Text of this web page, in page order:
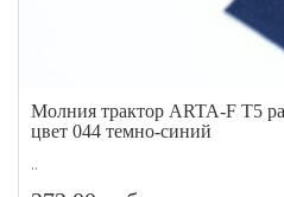
Молния трактор ARTA-F Т5
цвет 044 темно-синий
..